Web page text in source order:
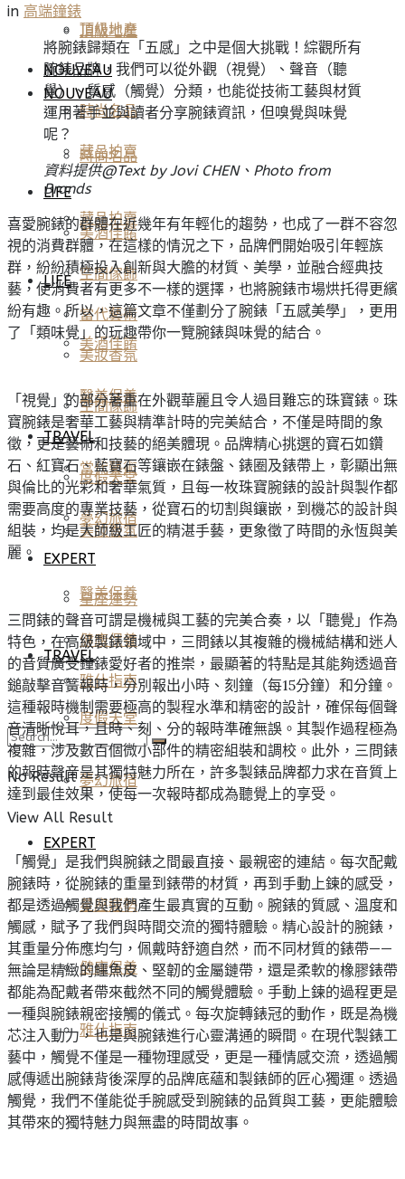
頂級地產
NOUVEAU
時尚名品
藏品拍賣
LIFE
美酒佳餚
空間傢飾
當代藝術
美妝香氛
醫美保養
TRAVEL
度假天堂
夢幻旅宿
EXPERT
星座運勢
健康保養
雅仕指南
頂級地產
NOUVEAU
時尚名品
藏品拍賣
LIFE
美酒佳餚
空間傢飾
當代藝術
美妝香氛
醫美保養
TRAVEL
度假天堂
夢幻旅宿
EXPERT
星座運勢
健康保養
雅仕指南
No Result
View All Result
in 高端鐘錶
將腕錶歸類在「五感」之中是個大挑戰！綜觀所有
腕錶品牌，我們可以從外觀（視覺）、聲音（聽
覺）、質感（觸覺）分類，也能從技術工藝與材質
運用著手並與讀者分享腕錶資訊，但嗅覺與味覺
呢？
資料提供@Text by Jovi CHEN、Photo from
Brands
喜愛腕錶的群體在近幾年有年輕化的趨勢，也成了一群不容忽
視的消費群體，在這樣的情況之下，品牌們開始吸引年輕族
群，紛紛積極投入創新與大膽的材質、美學，並融合經典技
藝，使消費者有更多不一樣的選擇，也將腕錶市場烘托得更繽
紛有趣。所以，這篇文章不僅劃分了腕錶「五感美學」，更用
了「類味覺」的玩趣帶你一覽腕錶與味覺的結合。
「視覺」的部分著重在外觀華麗且令人過目難忘的珠寶錶。珠
寶腕錶是奢華工藝與精準計時的完美結合，不僅是時間的象
徵，更是藝術和技藝的絕美體現。品牌精心挑選的寶石如鑽
石、紅寶石、藍寶石等鑲嵌在錶盤、錶圈及錶帶上，彰顯出無
與倫比的光彩和奢華氣質，且每一枚珠寶腕錶的設計與製作都
需要高度的專業技藝，從寶石的切割與鑲嵌，到機芯的設計與
組裝，均是大師級工匠的精湛手藝，更象徵了時間的永恆與美
麗。
三問錶的聲音可謂是機械與工藝的完美合奏，以「聽覺」作為
特色，在高級製錶領域中，三問錶以其複雜的機械結構和迷人
的音質廣受鐘錶愛好者的推崇，最顯著的特點是其能夠透過音
鎚敲擊音簧報時，分別報出小時、刻鐘（每15分鐘）和分鐘。
這種報時機制需要極高的製程水準和精密的設計，確保每個聲
音清晰悅耳，且時、刻、分的報時準確無誤。其製作過程極為
複雜，涉及數百個微小部件的精密組裝和調校。此外，三問錶
的報時聲音是其獨特魅力所在，許多製錶品牌都力求在音質上
達到最佳效果，使每一次報時都成為聽覺上的享受。
「觸覺」是我們與腕錶之間最直接、最親密的連結。每次配戴
腕錶時，從腕錶的重量到錶帶的材質，再到手動上鍊的感受，
都是透過觸覺與我們產生最真實的互動。腕錶的質感、溫度和
觸感，賦予了我們與時間交流的獨特體驗。精心設計的腕錶，
其重量分佈應均勻，佩戴時舒適自然，而不同材質的錶帶——
無論是精緻的鱷魚皮、堅韌的金屬鏈帶，還是柔軟的橡膠錶帶
都能為配戴者帶來截然不同的觸覺體驗。手動上鍊的過程更是
一種與腕錶親密接觸的儀式。每次旋轉錶冠的動作，既是為機
芯注入動力，也是與腕錶進行心靈溝通的瞬間。在現代製錶工
藝中，觸覺不僅是一種物理感受，更是一種情感交流，透過觸
感傳遞出腕錶背後深厚的品牌底蘊和製錶師的匠心獨運。透過
觸覺，我們不僅能從手腕感受到腕錶的品質與工藝，更能體驗
其帶來的獨特魅力與無盡的時間故事。